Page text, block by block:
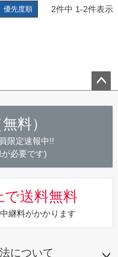
優先度順 2件中 1-2件表示
料）
限定速報中!!
必要です)
で送料無料
継料がかかります
について